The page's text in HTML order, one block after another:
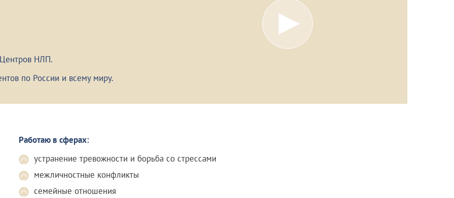
НЛП.
по России и всему миру.
Работаю в сферах:
устранение тревожности и борьба со стрессами
межличностные конфликты
семейные отношения